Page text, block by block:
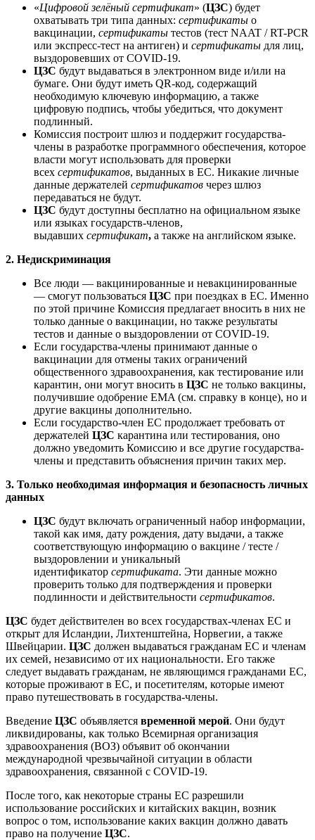
«Цифровой зелёный сертификат» (ЦЗС) будет
охватывать три типа данных: сертификаты о
вакцинации, сертификаты тестов (тест NAAT / RT-PCR
или экспресс-тест на антиген) и сертификаты для лиц,
выздоровевших от COVID-19.
ЦЗС будут выдаваться в электронном виде и/или на
бумаге. Они будут иметь QR-код, содержащий
необходимую ключевую информацию, а также
цифровую подпись, чтобы убедиться, что документ
подлинный.
Комиссия построит шлюз и поддержит государства-
члены в разработке программного обеспечения, которое
власти могут использовать для проверки
всех сертификатов, выданных в ЕС. Никакие личные
данные держателей сертификатов через шлюз
передаваться не будут.
ЦЗС будут доступны бесплатно на официальном языке
или языках государств-членов,
выдавших сертификат, а также на английском языке.
2. Недискриминация
Все люди — вакцинированные и невакцинированные
— смогут пользоваться ЦЗС при поездках в ЕС. Именно
по этой причине Комиссия предлагает вносить в них не
только данные о вакцинации, но также результаты
тестов и данные о выздоровлении от COVID-19.
Если государства-члены принимают данные о
вакцинации для отмены таких ограничений
общественного здравоохранения, как тестирование или
карантин, они могут вносить в ЦЗС не только вакцины,
получившие одобрение EMA (см. справку в конце), но и
другие вакцины дополнительно.
Если государство-член ЕС продолжает требовать от
держателей ЦЗС карантина или тестирования, оно
должно уведомить Комиссию и все другие государства-
члены и представить объяснения причин таких мер.
3. Только необходимая информация и безопасность личных
данных
ЦЗС будут включать ограниченный набор информации,
такой как имя, дату рождения, дату выдачи, а также
соответствующую информацию о вакцине / тесте /
выздоровлении и уникальный
идентификатор сертификата. Эти данные можно
проверить только для подтверждения и проверки
подлинности и действительности сертификатов.
ЦЗС будет действителен во всех государствах-членах ЕС и
открыт для Исландии, Лихтенштейна, Норвегии, а также
Швейцарии. ЦЗС должен выдаваться гражданам ЕС и членам
их семей, независимо от их национальности. Его также
следует выдавать гражданам, не являющимся гражданами ЕС,
которые проживают в ЕС, и посетителям, которые имеют
право путешествовать в государства-члены.
Введение ЦЗС объявляется временной мерой. Они будут
ликвидированы, как только Всемирная организация
здравоохранения (ВОЗ) объявит об окончании
международной чрезвычайной ситуации в области
здравоохранения, связанной с COVID-19.
После того, как некоторые страны ЕС разрешили
использование российских и китайских вакцин, возник
вопрос о том, использование каких вакцин должно давать
право на получение ЦЗС.